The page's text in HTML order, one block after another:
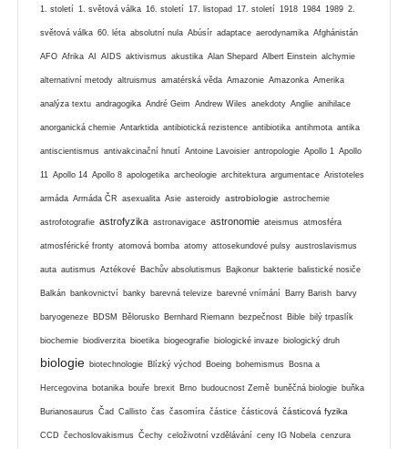
1. století 1. světová válka 16. století 17. listopad 17. století 1918 1984 1989 2.
světová válka 60. léta absolutní nula Abúsír adaptace aerodynamika Afghánistán
AFO Afrika AI AIDS aktivismus akustika Alan Shepard Albert Einstein alchymie
alternativní metody altruismus amatérská věda Amazonie Amazonka Amerika
analýza textu andragogika André Geim Andrew Wiles anekdoty Anglie anihilace
anorganická chemie Antarktida antibiotická rezistence antibiotika antihmota antika
antiscientismus antivakcinační hnutí Antoine Lavoisier antropologie Apollo 1 Apollo
11 Apollo 14 Apollo 8 apologetika archeologie architektura argumentace Aristoteles
armáda Armáda ČR asexualita Asie asteroidy astrobiologie astrochemie
astrofotografie astrofyzika astronavigace astronomie ateismus atmosféra
atmosférické fronty atomová bomba atomy attosekundové pulsy austroslavismus
auta autismus Aztékové Bachův absolutismus Bajkonur bakterie balistické nosiče
Balkán bankovnictví banky barevná televize barevné vnímání Barry Barish barvy
baryogeneze BDSM Bělorusko Bernhard Riemann bezpečnost Bible bilý trpaslík
biochemie biodiverzita bioetika biogeografie biologické invaze biologický druh
biologie biotechnologie Blízký východ Boeing bohemismus Bosna a
Hercegovina botanika bouře brexit Brno budoucnost Země buněčná biologie buňka
Burianosaurus Čad Callisto čas časomíra částice částicová částicová fyzika
CCD čechoslovakismus Čechy celoživotní vzdělávání ceny IG Nobela cenzura